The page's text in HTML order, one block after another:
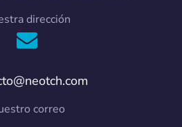
dirección
correo